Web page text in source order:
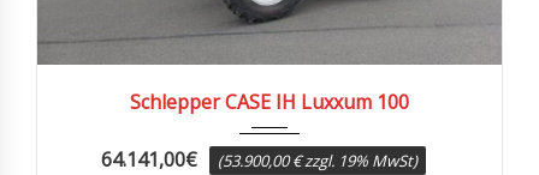
Schlepper CASE IH Luxxum 100
64.141,00€ (53.900,00 € zzgl. 19% MwSt)